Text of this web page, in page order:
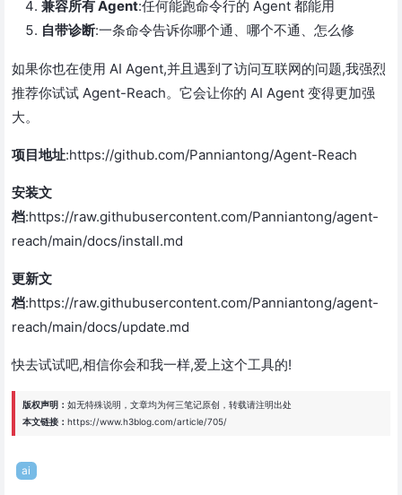
兼容所有 Agent:任何能跑命令行的 Agent 都能用
自带诊断:一条命令告诉你哪个通、哪个不通、怎么修
如果你也在使用 AI Agent,并且遇到了访问互联网的问题,我强烈
推荐你试试 Agent-Reach。它会让你的 AI Agent 变得更加强
大。
项目地址:https://github.com/Panniantong/Agent-Reach
安装文
档:https://raw.githubusercontent.com/Panniantong/agent-
reach/main/docs/install.md
更新文
档:https://raw.githubusercontent.com/Panniantong/agent-
reach/main/docs/update.md
快去试试吧,相信你会和我一样,爱上这个工具的!
版权声明： 如无特殊说明，文章均为何三笔记原创，转载请注明出处
本文链接： https://www.h3blog.com/article/705/
ai